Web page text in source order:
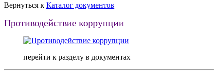
Вернуться к Каталог документов
Противодействие коррупции
перейти к разделу в документах